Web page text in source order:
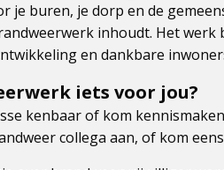
je buren, je dorp en de
inhoudt. Het
en dankbare
iets voor jou?
kenbaar of kom
collega aan, of kom